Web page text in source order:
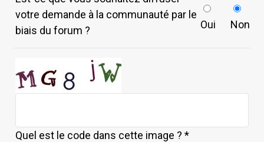
détaillée
de
votre
votre demande à la communauté par le
biais du forum ?
Oui Non
Quel est le code dans cette image ? *